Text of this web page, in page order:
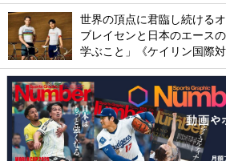
世界の頂点に君臨し続ける
ブレイセンと日本のエース
学ぶこと」《ケイリン国際